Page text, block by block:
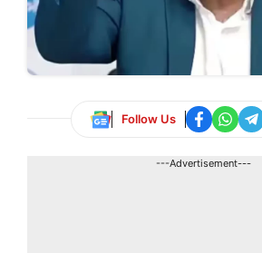
Follow Us
---Advertisement---